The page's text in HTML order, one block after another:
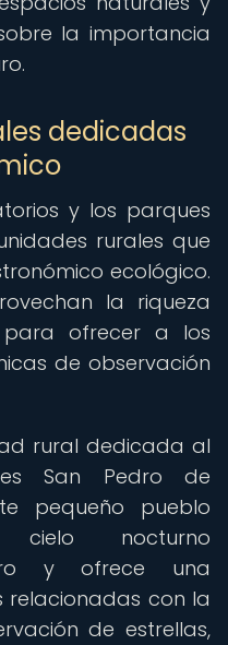
la importancia
dedicadas
y los parques
rurales que
ecológico.
la riqueza
para ofrecer a los
de observación
rural dedicada al
San Pedro de
pequeño pueblo
nocturno
y ofrece una
con la
de estrellas,